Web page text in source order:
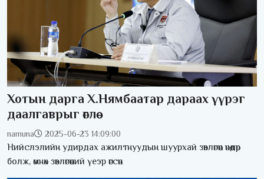
Хотын дарга Х.Нямбаатар дараах үүрэг
даалгаврыг өглөө
namuna 2025-06-23 14:09:00
Нийслэлийн удирдах ажилтнуудын шуурхай зөвлөгөөн өнөөдөр
болж, өмнөх зөвлөгөөний үеэр өгсөн